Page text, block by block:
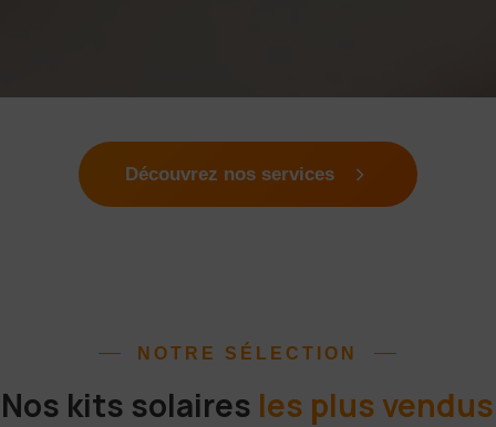
Découvrez nos services
NOTRE SÉLECTION
Nos kits solaires les plus vendus